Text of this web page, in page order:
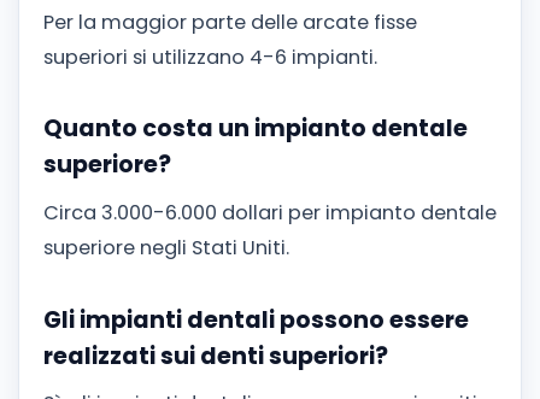
Per la maggior parte delle arcate fisse
superiori si utilizzano 4-6 impianti.
Quanto costa un impianto dentale
superiore?
Circa 3.000-6.000 dollari per impianto dentale
superiore negli Stati Uniti.
Gli impianti dentali possono essere
realizzati sui denti superiori?